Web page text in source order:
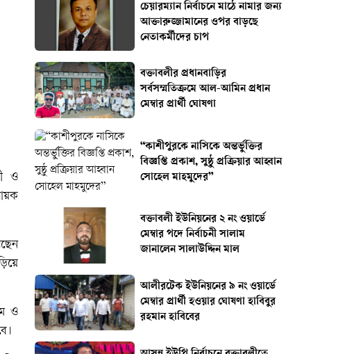
ও
ও
চেয়ারম্যান নির্বাচনে মাঠে নামার জন্য
আক্তারুজ্জামানের ওপর বাড়ছে
নেতাকর্মীদের চাপ
বক্তাবলীর প্রধানবাড়ির
সর্বসম্মতিক্রমে আল-আমিন প্রধান
মেম্বার প্রার্থী ঘোষণা
“কাশীপুরকে নাসিকে অন্তর্ভুক্তির
বিজ্ঞপ্তি প্রকাশ, সুষ্ঠু প্রক্রিয়ার আহ্বান
সোহেল মাহমুদের”
বক্তাবলী ইউনিয়নের ২ নং ওয়ার্ডে
মেম্বার পদে নির্বাচনী সালাম
জানালেন সালাউদ্দিন মাল
আলীরটেক ইউনিয়নের ৯ নং ওয়ার্ডে
মেম্বার প্রার্থী হওয়ার ঘোষণা হাবিবুর
রহমান হাবিবের